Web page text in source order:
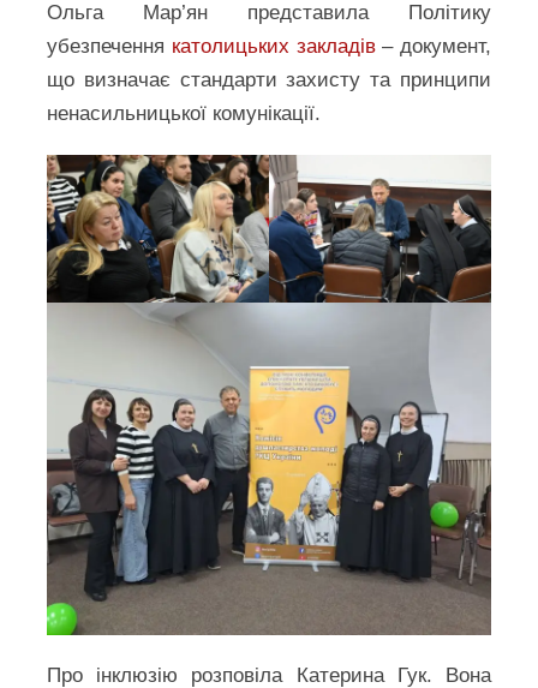
Ольга Мар’ян представила Політику
убезпечення католицьких закладів– документ,
що визначає стандарти захисту та принципи
ненасильницької комунікації.
Про інклюзію розповіла Катерина Гук. Вона